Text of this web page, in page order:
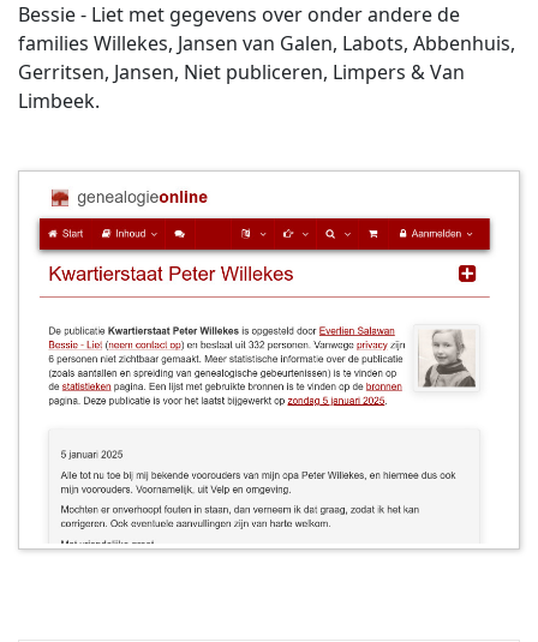
Bessie - Liet met gegevens over onder andere de
families Willekes, Jansen van Galen, Labots, Abbenhuis,
Gerritsen, Jansen, Niet publiceren, Limpers & Van
Limbeek.